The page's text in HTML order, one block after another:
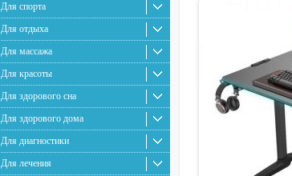
Для спорта
Для отдыха
Для массажа
Для красоты
Для здорового сна
Для здорового дома
Для диагностики
Для лечения